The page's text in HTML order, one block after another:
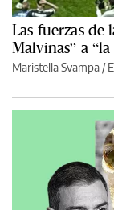
Las fuerzas de
Malvinas” a
Maristella Svampa /